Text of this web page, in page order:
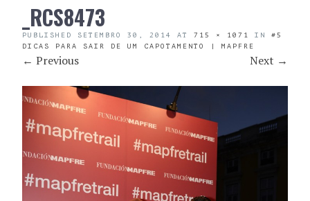
CONTENT_RCS8473
PUBLISHED SETEMBRO 30, 2014 AT 715 × 1071 IN #5
DICAS PARA SAIR DE UM CAPOTAMENTO | MAPFRE
← Previous Next →